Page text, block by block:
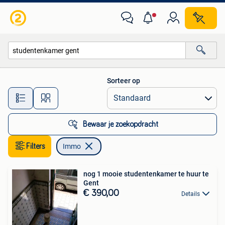
Alle afstanden…
Sorteer op
Bewaar je zoekopdracht
Filters Immo
nog 1 mooie studentenkamer te huur te
Gent
€ 390,00 Details